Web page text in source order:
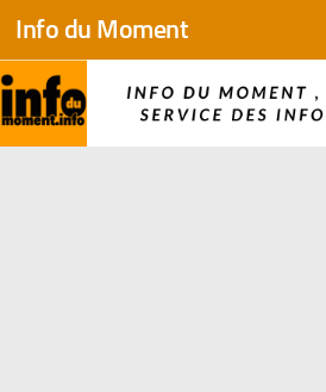
Skip to content
Info du Moment